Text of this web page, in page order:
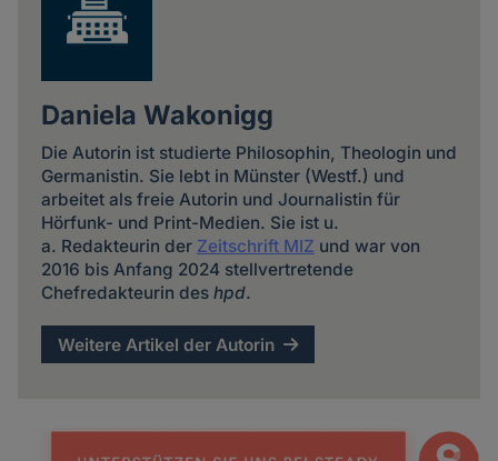
Daniela Wakonigg
Die Autorin ist studierte Philosophin, Theologin und
Germanistin. Sie lebt in Münster (Westf.) und
arbeitet als freie Autorin und Journalistin für
Hörfunk- und Print-Medien. Sie ist u.
a. Redakteurin der Zeitschrift MIZ und war von
2016 bis Anfang 2024 stellvertretende
Chefredakteurin des hpd.
Weitere Artikel der Autorin